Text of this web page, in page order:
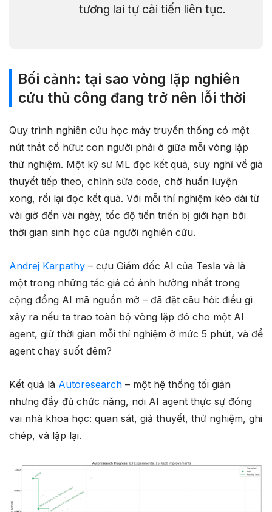
tương lai tự cải tiến liên tục.
Bối cảnh: tại sao vòng lặp nghiên
cứu thủ công đang trở nên lỗi thời
Quy trình nghiên cứu học máy truyền thống có một
nút thắt cố hữu: con người phải ở giữa mỗi vòng lặp
thử nghiệm. Một kỹ sư ML đọc kết quả, suy nghĩ về giả
thuyết tiếp theo, chỉnh sửa code, chờ huấn luyện
xong, rồi lại đọc kết quả. Với mỗi thí nghiệm kéo dài từ
vài giờ đến vài ngày, tốc độ tiến triển bị giới hạn bởi
thời gian sinh học của người nghiên cứu.
Andrej Karpathy – cựu Giám đốc AI của Tesla và là
một trong những tác giả có ảnh hưởng nhất trong
cộng đồng AI mã nguồn mở – đã đặt câu hỏi: điều gì
xảy ra nếu ta trao toàn bộ vòng lặp đó cho một AI
agent, giữ thời gian mỗi thí nghiệm ở mức 5 phút, và để
agent chạy suốt đêm?
Kết quả là Autoresearch – một hệ thống tối giản
nhưng đầy đủ chức năng, nơi AI agent thực sự đóng
vai nhà khoa học: quan sát, giả thuyết, thử nghiệm, ghi
chép, và lặp lại.